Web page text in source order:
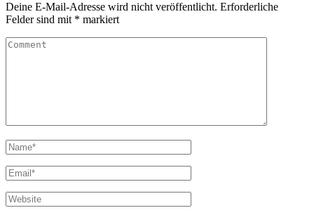
Deine E-Mail-Adresse wird nicht veröffentlicht. Erforderliche
Felder sind mit * markiert